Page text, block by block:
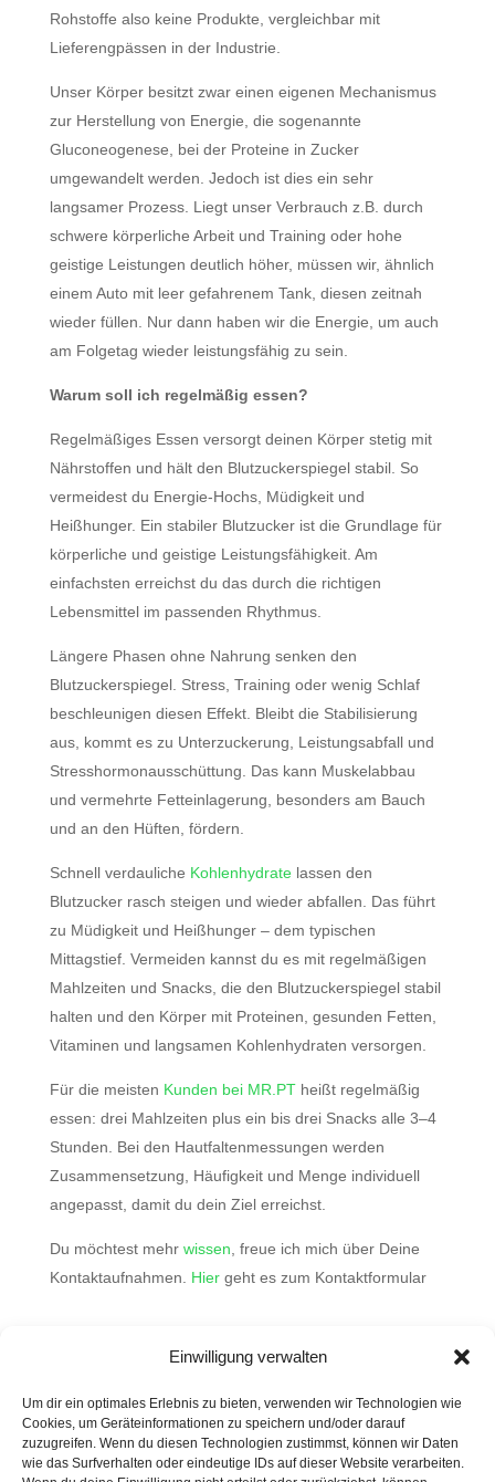
Einwilligung verwalten
Um dir ein optimales Erlebnis zu bieten, verwenden wir Technologien wie
Cookies, um Geräteinformationen zu speichern und/oder darauf
zuzugreifen. Wenn du diesen Technologien zustimmst, können wir Daten
wie das Surfverhalten oder eindeutige IDs auf dieser Website verarbeiten.
Rohstoffe also keine Produkte, vergleichbar mit
Lieferengpässen in der Industrie.
Unser Körper besitzt zwar einen eigenen Mechanismus
zur Herstellung von Energie, die sogenannte
Gluconeogenese, bei der Proteine in Zucker
umgewandelt werden. Jedoch ist dies ein sehr
langsamer Prozess. Liegt unser Verbrauch z.B. durch
schwere körperliche Arbeit und Training oder hohe
geistige Leistungen deutlich höher, müssen wir, ähnlich
einem Auto mit leer gefahrenem Tank, diesen zeitnah
wieder füllen. Nur dann haben wir die Energie, um auch
am Folgetag wieder leistungsfähig zu sein.
Warum soll ich regelmäßig essen?
Regelmäßiges Essen versorgt deinen Körper stetig mit
Nährstoffen und hält den Blutzuckerspiegel stabil. So
vermeidest du Energie-Hochs, Müdigkeit und
Heißhunger. Ein stabiler Blutzucker ist die Grundlage für
körperliche und geistige Leistungsfähigkeit. Am
einfachsten erreichst du das durch die richtigen
Lebensmittel im passenden Rhythmus.
Längere Phasen ohne Nahrung senken den
Blutzuckerspiegel. Stress, Training oder wenig Schlaf
beschleunigen diesen Effekt. Bleibt die Stabilisierung
aus, kommt es zu Unterzuckerung, Leistungsabfall und
Stresshormonausschüttung. Das kann Muskelabbau
und vermehrte Fetteinlagerung, besonders am Bauch
und an den Hüften, fördern.
Schnell verdauliche Kohlenhydratelassen den
Blutzucker rasch steigen und wieder abfallen. Das führt
zu Müdigkeit und Heißhunger – dem typischen
Mittagstief. Vermeiden kannst du es mit regelmäßigen
Mahlzeiten und Snacks, die den Blutzuckerspiegel stabil
halten und den Körper mit Proteinen, gesunden Fetten,
Vitaminen und langsamen Kohlenhydraten versorgen.
Für die meisten Kunden bei MR.PTheißt regelmäßig
essen: drei Mahlzeiten plus ein bis drei Snacks alle 3–4
Stunden. Bei den Hautfaltenmessungen werden
Zusammensetzung, Häufigkeit und Menge individuell
angepasst, damit du dein Ziel erreichst.
Du möchtest mehr wissen , freue ich mich über Deine
Kontaktaufnahmen. Hiergeht es zum Kontaktformular
Bio-Hacking und Longevity – nur coole Wörter oder
steckt da etwas substantielles dahinter?